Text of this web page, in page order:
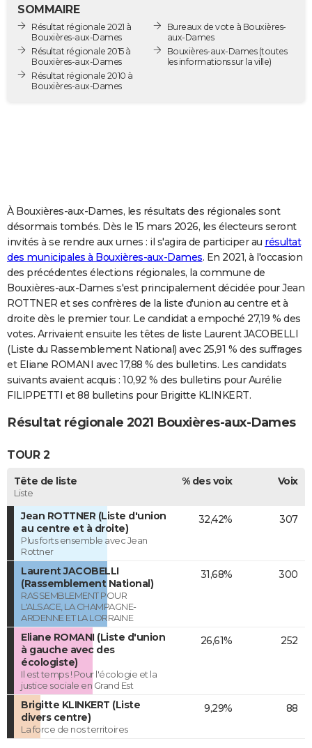
Destinations
City break
Voyage nature
Voyage de noces
Forum
Climat
GUIDES D'ACHAT
BONS PLANS
S'inscrire
Se connecter
Lycées
Collèges
Primaires
Universités
Entreprises
Service militaire
Avis de recherche
AVIS DE DÉCÈS
FORUM
Bricolage
Lifestyle
Culture
Sport
Auto
Television
Voyage
Cinema
SOMMAIRE
Résultat régionale 2021 à
Bouxières-aux-Dames
Résultat régionale 2015 à
Bouxières-aux-Dames
Résultat régionale 2010 à
Bouxières-aux-Dames
Bureaux de vote à Bouxières-
aux-Dames
Bouxières-aux-Dames(toutes
les informations sur la ville)
À Bouxières-aux-Dames, les résultats des régionales sont
désormais tombés. Dès le 15 mars 2026, les électeurs seront
invités à se rendre aux urnes : il s'agira de participer au résultat
des municipales à Bouxières-aux-Dames. En 2021, à l'occasion
des précédentes élections régionales, la commune de
Bouxières-aux-Dames s'est principalement décidée pour Jean
ROTTNER et ses confrères de la liste d'union au centre et à
droite dès le premier tour. Le candidat a empoché 27,19 % des
votes. Arrivaient ensuite les têtes de liste Laurent JACOBELLI
(Liste du Rassemblement National) avec 25,91 % des suffrages
et Eliane ROMANI avec 17,88 % des bulletins. Les candidats
suivants avaient acquis : 10,92 % des bulletins pour Aurélie
FILIPPETTI et 88 bulletins pour Brigitte KLINKERT.
Résultat régionale 2021 Bouxières-aux-Dames
TOUR 2
Tête de liste
Liste
% des voix Voix
Jean ROTTNER (Liste d'union
au centre et à droite)
Plus forts ensemble avec Jean
Rottner
32,42% 307
Laurent JACOBELLI
(Rassemblement National)
RASSEMBLEMENT POUR
L'ALSACE, LA CHAMPAGNE-
ARDENNE ET LA LORRAINE
31,68% 300
Eliane ROMANI (Liste d'union
à gauche avec des
écologiste)
Il est temps ! Pour l'écologie et la
justice sociale en Grand Est
26,61% 252
Brigitte KLINKERT (Liste
divers centre)
La force de nos territoires
9,29% 88